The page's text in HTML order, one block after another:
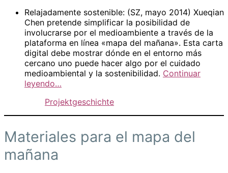
Relajadamente sostenible: (SZ, mayo 2014) Xueqian
Chen pretende simplificar la posibilidad de
involucrarse por el medioambiente a través de la
plataforma en línea «mapa del mañana». Esta carta
digital debe mostrar dónde en el entorno más
cercano uno puede hacer algo por el cuidado
medioambiental y la sostenibilidad. Continuar
leyendo…
Projektgeschichte
Materiales para el mapa del
mañana